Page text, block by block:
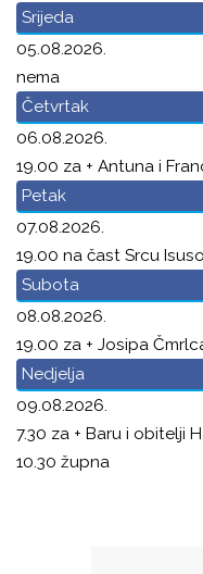
Srijeda
05.08.2026.
nema
Četvrtak
06.08.2026.
19.00 za + Antuna i
Petak
07.08.2026.
19.00 na čast Srcu
Subota
08.08.2026.
19.00 za + Josipa
Nedjelja
09.08.2026.
7.30 za + Baru i obitelji
10.30 župna